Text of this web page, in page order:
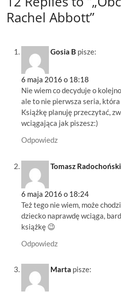
Rachel Abbott”
Gosia B pisze:
6 maja 2016 o 18:18
Nie wiem co decyduje o
ale to nie pierwsza seria,
Książkę planuję przeczytać,
wciągająca jak piszesz:)
Odpowiedz
Tomasz Radochoński
6 maja 2016 o 18:24
Też tego nie wiem, może
dziecko naprawdę wciąga,
książkę 😉
Odpowiedz
Marta pisze: